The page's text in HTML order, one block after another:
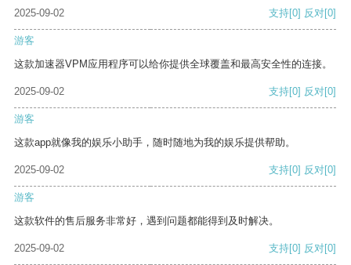
2025-09-02 支持[0] 反对[0]
游客
这款加速器VPM应用程序可以给你提供全球覆盖和最高安全性的连接。
2025-09-02 支持[0] 反对[0]
游客
这款app就像我的娱乐小助手，随时随地为我的娱乐提供帮助。
2025-09-02 支持[0] 反对[0]
游客
这款软件的售后服务非常好，遇到问题都能得到及时解决。
2025-09-02 支持[0] 反对[0]